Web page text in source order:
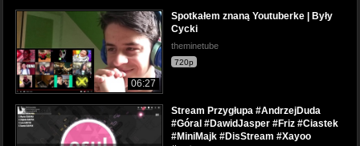
06:27
Spotkałem znaną Youtuberke | Były
Cycki
theminetube
720p
Stream Przygłupa #AndrzejDuda
#Góral #DawidJasper #Friz #Ciastek
#MiniMajk #DisStream #Xayoo